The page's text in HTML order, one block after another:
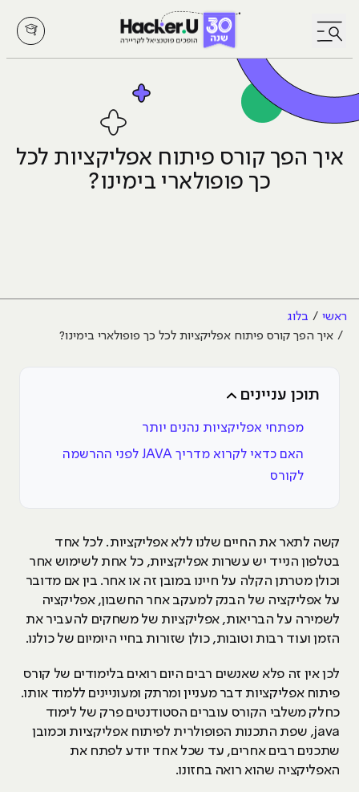
לחץ לפתיחת/סגירת תפריט
איך הפך קורס פיתוח אפליקציות לכל
כך פופולארי בימינו?
ראשי
בלוג
איך הפך קורס פיתוח אפליקציות לכל כך פופולארי בימינו?
תוכן עניינים
מפתחי אפליקציות נהנים יותר
האם כדאי לקרוא מדריך JAVA לפני ההרשמה
לקורס
קשה לתאר את החיים שלנו ללא אפליקציות. לכל אחד
בטלפון הנייד יש עשרות אפליקציות, כל אחת לשימוש אחר
וכולן מטרתן הקלה על חיינו במובן זה או אחר. בין אם מדובר
על אפליקציה של הבנק למעקב אחר החשבון, אפליקציה
לשמירה על הבריאות, אפליקציות של משחקים להעביר את
הזמן ועוד רבות וטובות, כולן שזורות בחיי היומיום של כולנו.
לכן אין זה פלא שאנשים רבים היום רואים בלימודים של קורס
פיתוח אפליקציות דבר מעניין ומרתק ומעוניינים ללמוד אותו.
כחלק משלבי הקורס עוברים הסטודנטים פרק של לימוד
java, שפת התכנות הפופולרית לפיתוח אפליקציות וכמובן
שתכנים רבים אחרים, עד שכל אחד יודע לפתח את
האפליקציה שהוא רואה בחזונו.